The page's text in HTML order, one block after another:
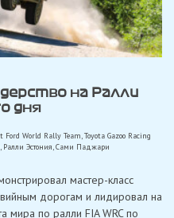
на Ралли
дня
Ford World Rally Team,Toyota Gazoo Racing
, Ралли Эстония,Сами Паджари
мастер-класс
дорогам и лидировал на
мира по ралли FIA WRC по